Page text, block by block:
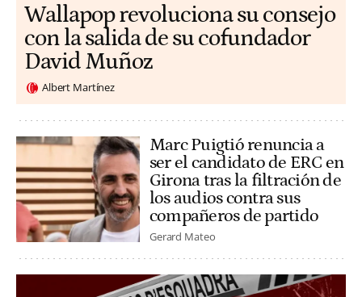
Wallapop revoluciona su consejo
con la salida de su cofundador
David Muñoz
Albert Martínez
Marc Puigtió renuncia a
ser el candidato de ERC en
Girona tras la filtración de
los audios contra sus
compañeros de partido
Gerard Mateo